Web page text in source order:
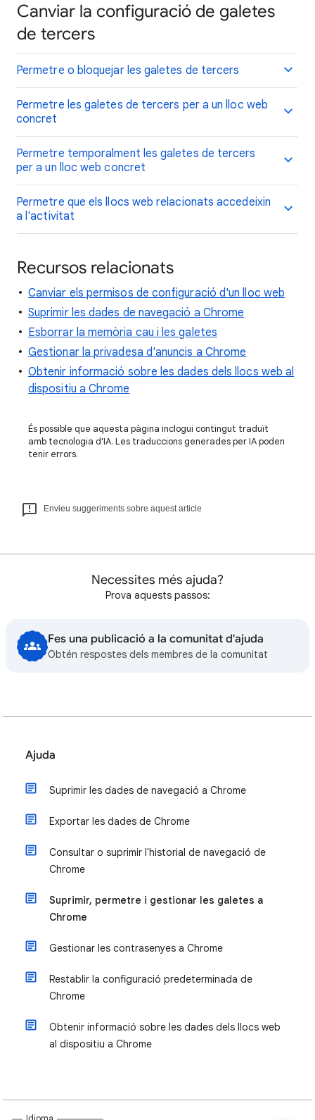
Canviar la configuració de galetes
de tercers
Permetre o bloquejar les galetes de tercers
Permetre les galetes de tercers per a un lloc web
concret
Permetre temporalment les galetes de tercers
per a un lloc web concret
Permetre que els llocs web relacionats accedeixin
a l'activitat
Recursos relacionats
Canviar els permisos de configuració d'un lloc web
Suprimir les dades de navegació a Chrome
Esborrar la memòria cau i les galetes
Gestionar la privadesa d'anuncis a Chrome
Obtenir informació sobre les dades dels llocs web al
dispositiu a Chrome
És possible que aquesta pàgina inclogui contingut traduït
amb tecnologia d'IA. Les traduccions generades per IA poden
tenir errors.
Envieu suggeriments sobre aquest article
Necessites més ajuda?
Prova aquests passos:
Fes una publicació a la comunitat d'ajuda
Obtén respostes dels membres de la comunitat
Ajuda
Suprimir les dades de navegació a Chrome
Exportar les dades de Chrome
Consultar o suprimir l'historial de navegació de
Chrome
Suprimir, permetre i gestionar les galetes a
Chrome
Gestionar les contrasenyes a Chrome
Restablir la configuració predeterminada de
Chrome
Obtenir informació sobre les dades dels llocs web
al dispositiu a Chrome